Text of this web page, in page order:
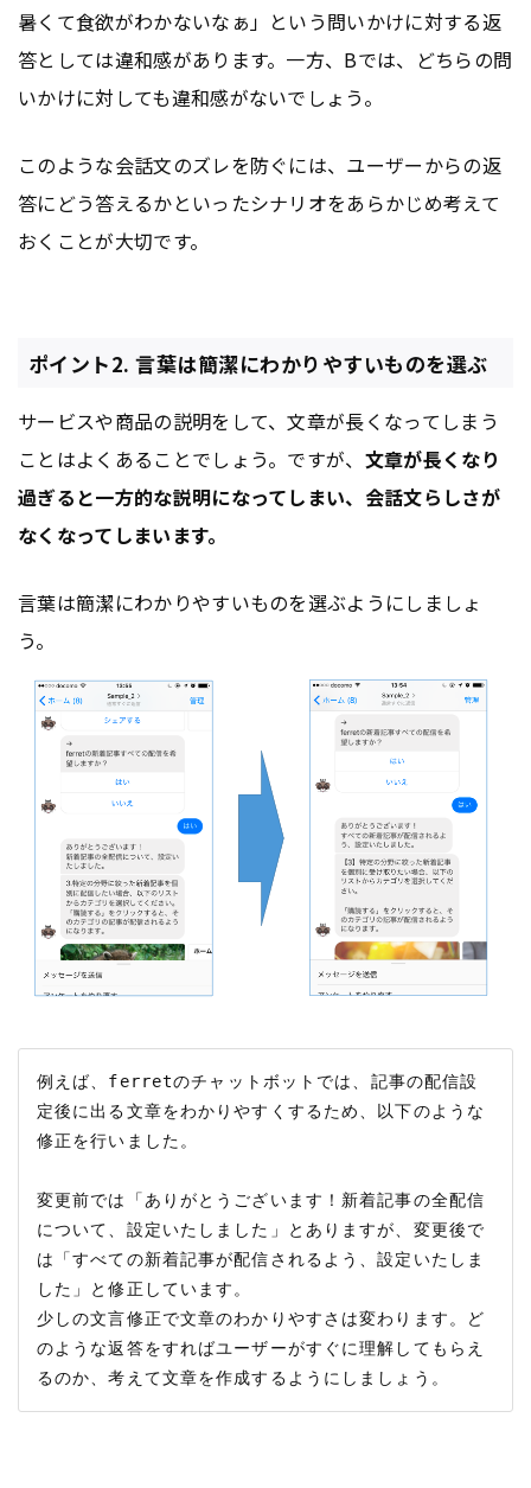
暑くて食欲がわかないなぁ」という問いかけに対する返
答としては違和感があります。一方、Bでは、どちらの問
いかけに対しても違和感がないでしょう。
このような会話文のズレを防ぐには、ユーザーからの返
答にどう答えるかといったシナリオをあらかじめ考えて
おくことが大切です。
ポイント2. 言葉は簡潔にわかりやすいものを選ぶ
サービスや商品の説明をして、文章が長くなってしまう
ことはよくあることでしょう。ですが、 文章が長くなり
過ぎると一方的な説明になってしまい、会話文らしさが
なくなってしまいます。
言葉は簡潔にわかりやすいものを選ぶようにしましょ
う。
例えば、ferretのチャットボットでは、記事の配信設
定後に出る文章をわかりやすくするため、以下のような
修正を行いました。
変更前では「ありがとうございます！新着記事の全配信
について、設定いたしました」とありますが、変更後で
は「すべての新着記事が配信されるよう、設定いたしま
した」と修正しています。
少しの文言修正で文章のわかりやすさは変わります。ど
のような返答をすればユーザーがすぐに理解してもらえ